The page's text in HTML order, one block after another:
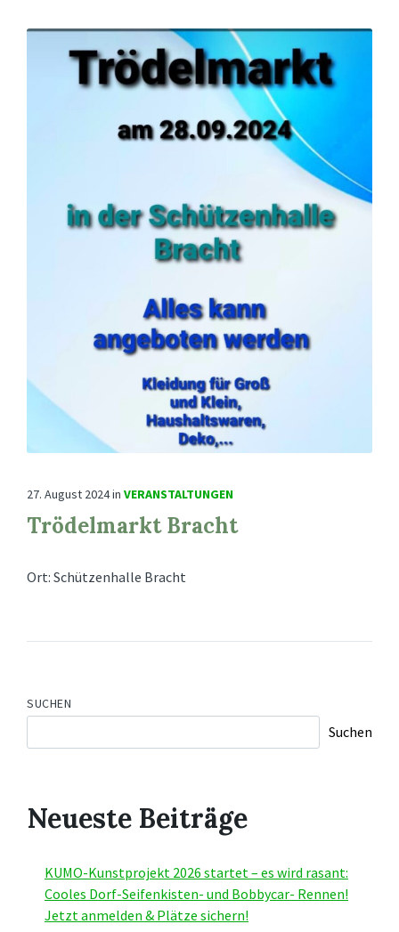
27. August 2024in VERANSTALTUNGEN
Trödelmarkt Bracht
Ort: Schützenhalle Bracht
SUCHEN
Suchen
Neueste Beiträge
KUMO-Kunstprojekt 2026 startet – es wird rasant:
Cooles Dorf-Seifenkisten- und Bobbycar- Rennen!
Jetzt anmelden & Plätze sichern!